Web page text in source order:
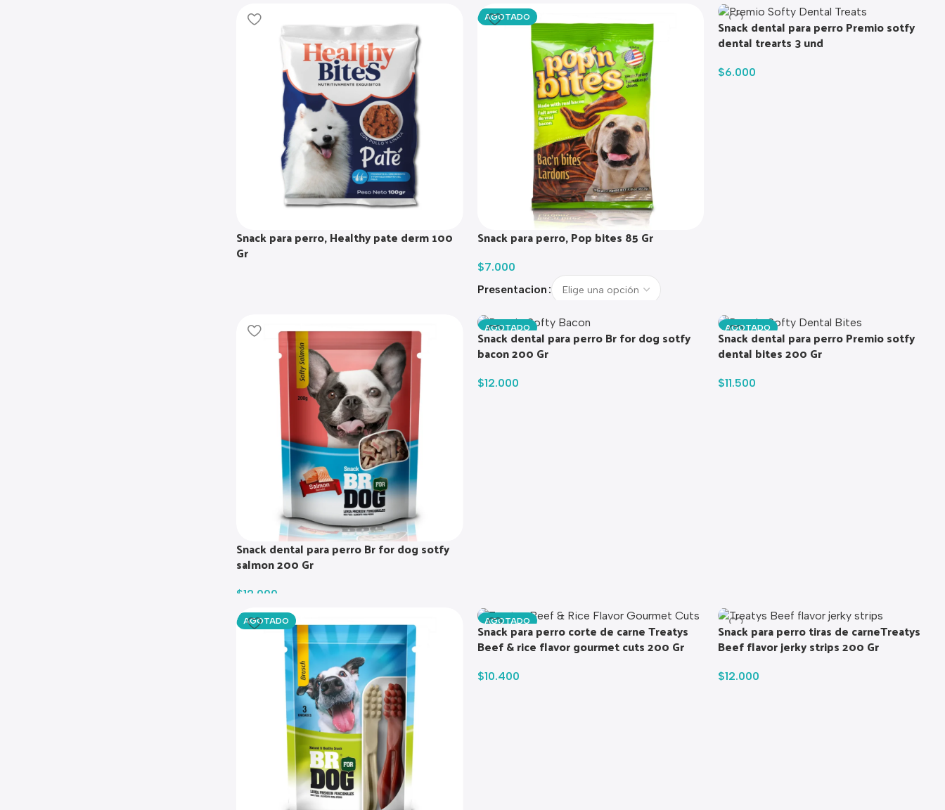
Snack para perro, Healthy pate derm 100
Gr
AGOTADO
Snack para perro, Pop bites 85 Gr
$7.000
Presentacion
Snack dental para perro Premio sotfy
dental trearts 3 und
$6.000
Snack dental para perro Br for dog sotfy
salmon 200 Gr
$12.000
AGOTADO
Snack dental para perro Br for dog sotfy
bacon 200 Gr
$12.000
AGOTADO
Snack dental para perro Premio sotfy
dental bites 200 Gr
$11.500
AGOTADO AGOTADO
Snack para perro corte de carne Treatys
Beef & rice flavor gourmet cuts 200 Gr
$10.400
Snack para perro tiras de carneTreatys
Beef flavor jerky strips 200 Gr
$12.000